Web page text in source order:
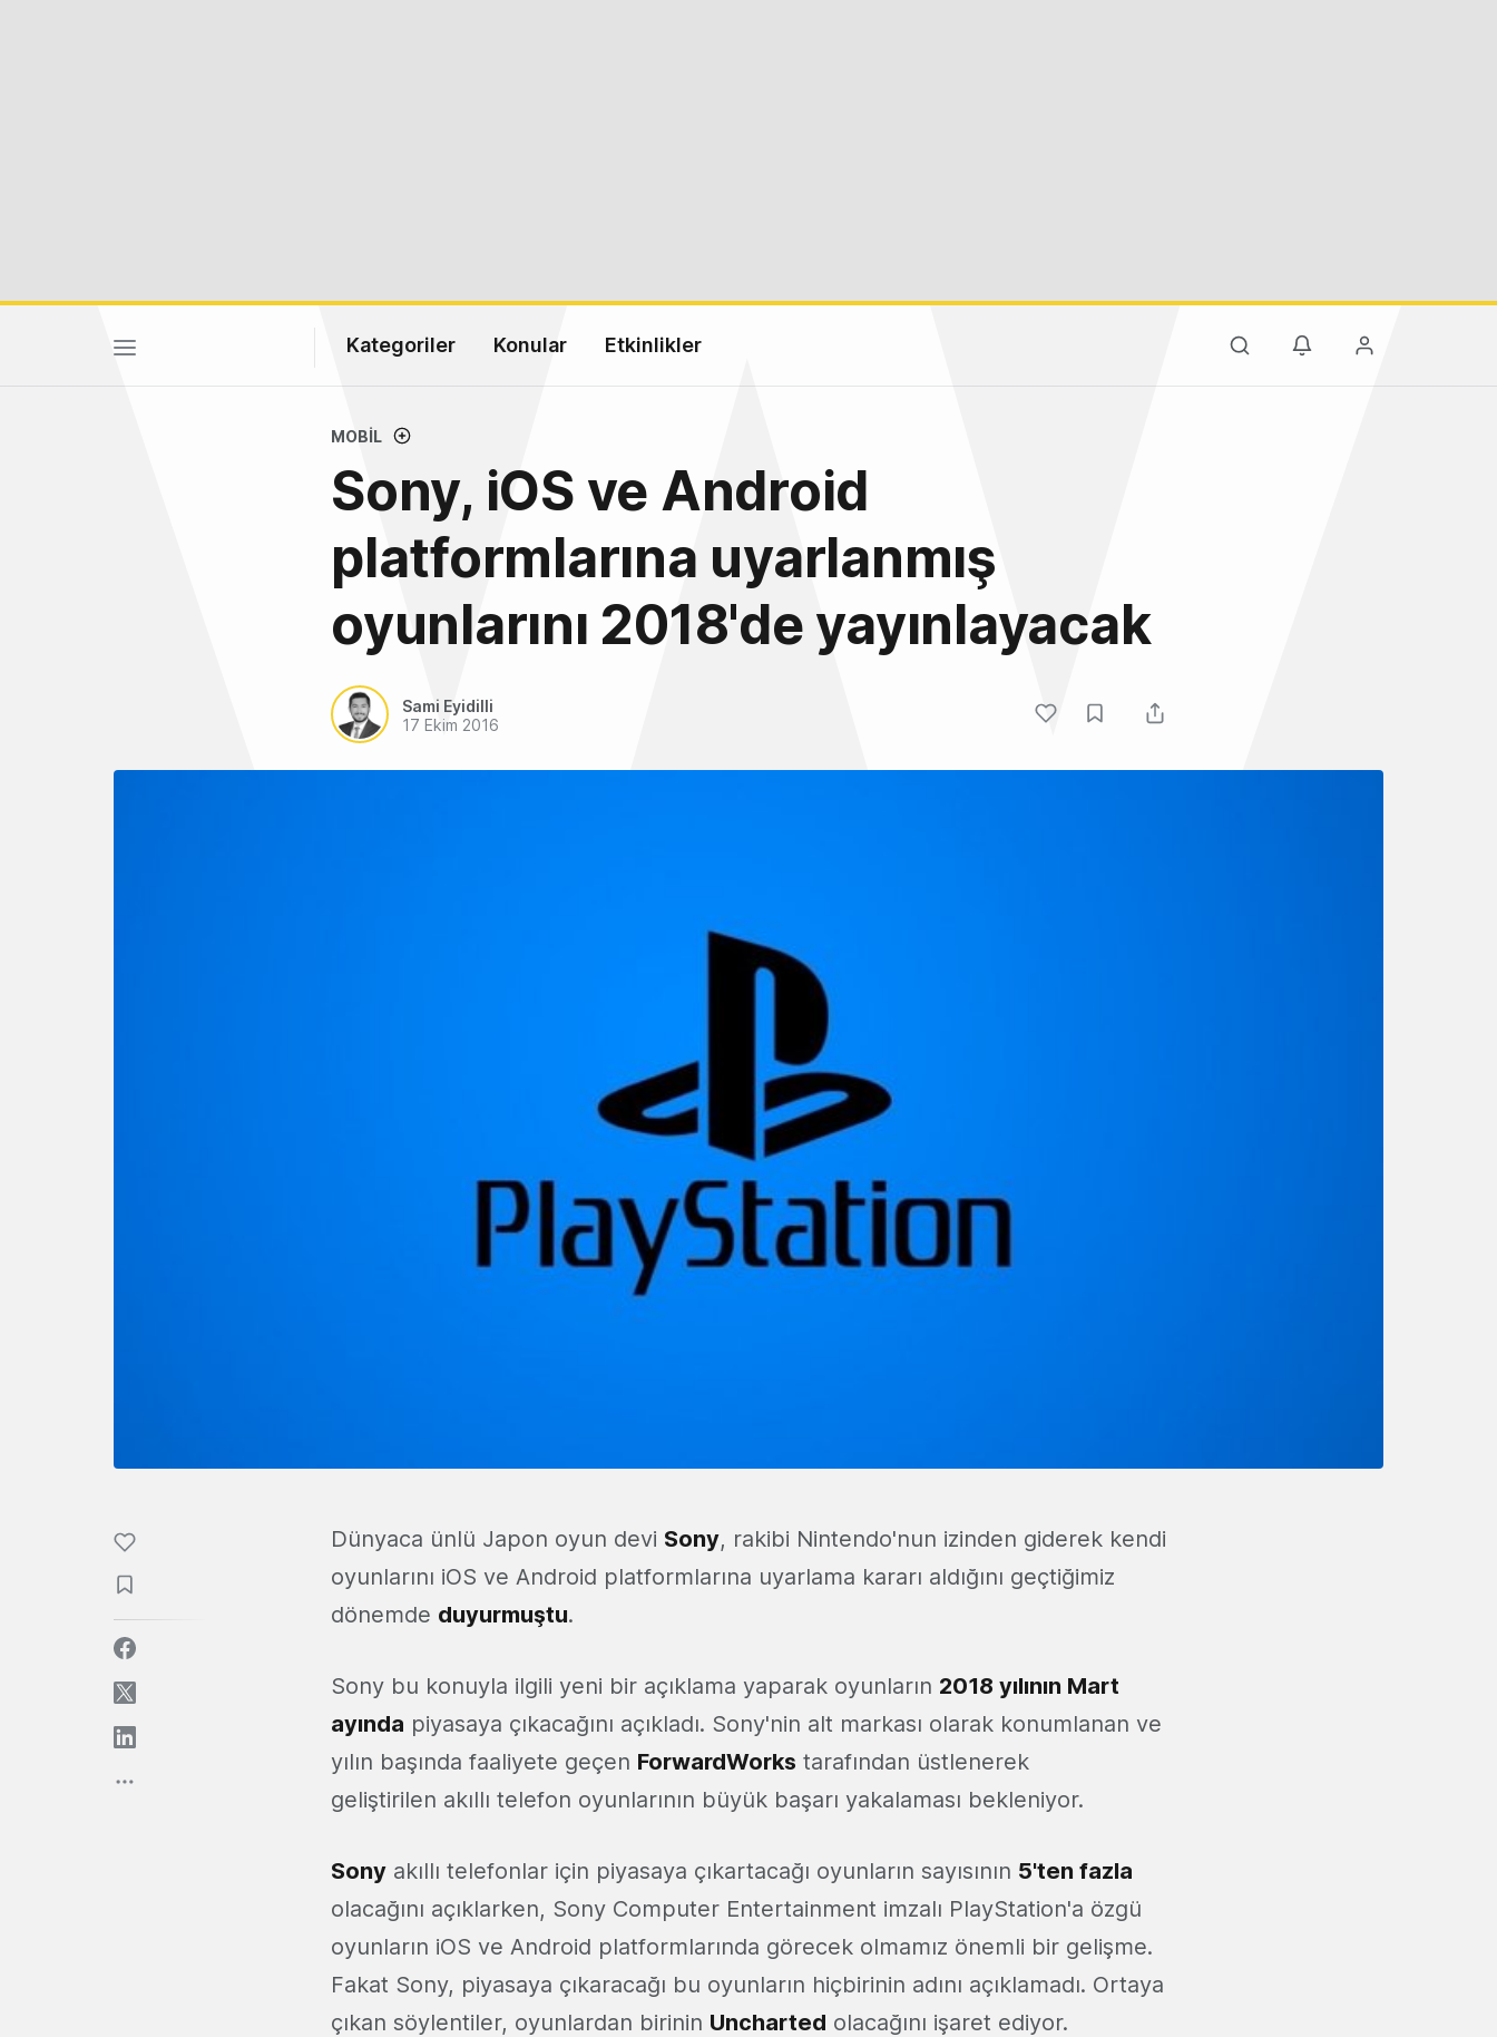
Kategoriler Konular Etkinlikler
MOBIL
Sony, iOS ve Android
platformlarına uyarlanmış
oyunlarını 2018'de yayınlayacak
Sami Eyidilli
17 Ekim 2016
Dünyaca ünlü Japon oyun devi Sony, rakibi Nintendo'nun izinden giderek kendi
oyunlarını iOS ve Android platformlarına uyarlama kararı aldığını geçtiğimiz
dönemde duyurmuştu.
Sony bu konuyla ilgili yeni bir açıklama yaparak oyunların 2018 yılının Mart
ayında piyasaya çıkacağını açıkladı. Sony'nin alt markası olarak konumlanan ve
yılın başında faaliyete geçen ForwardWorks tarafından üstlenerek
geliştirilen akıllı telefon oyunlarının büyük başarı yakalaması bekleniyor.
Sony akıllı telefonlar için piyasaya çıkartacağı oyunların sayısının 5'ten fazla
olacağını açıklarken, Sony Computer Entertainment imzalı PlayStation'a özgü
oyunların iOS ve Android platformlarında görecek olmamız önemli bir gelişme.
Fakat Sony, piyasaya çıkaracağı bu oyunların hiçbirinin adını açıklamadı. Ortaya
çıkan söylentiler, oyunlardan birinin Uncharted olacağını işaret ediyor.